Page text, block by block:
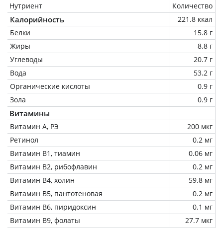
Нутриент
Количество
Калорийность
221.8 ккал
Белки
15.8 г
Жиры
8.8 г
Углеводы
20.7 г
Вода
53.2 г
Органические кислоты
0.9 г
Зола
0.9 г
Витамины
Витамин А, РЭ
200 мкг
Ретинол
0.2 мг
Витамин В1, тиамин
0.06 мг
Витамин В2, рибофлавин
0.2 мг
Витамин В4, холин
59.8 мг
Витамин В5, пантотеновая
0.2 мг
Витамин В6, пиридоксин
0.1 мг
Витамин В9, фолаты
27.7 мкг